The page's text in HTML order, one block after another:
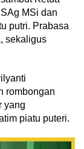
MSi dan
putri. Prabasa
sekaligus
rombongan
yang
piatu puteri.